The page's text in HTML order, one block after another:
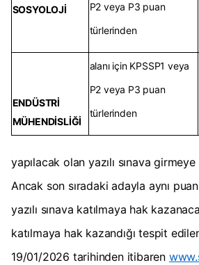
SOSYOLOJİ
P2 veya P3 puan
türlerinden
ENDÜSTRİ
MÜHENDİSLİĞİ
alanı için KPSSP1 veya
P2 veya P3 puan
türlerinden
yapılacak olan yazılı sınava
Ancak son sıradaki adayla aynı
yazılı sınava katılmaya hak
katılmaya hak kazandığı tespit
19/01/2026 tarihinden itibaren